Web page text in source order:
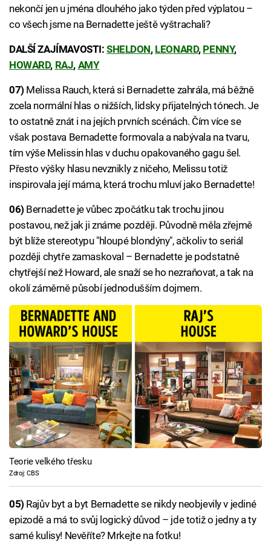
nekončí jen u jména dlouhého jako týden před výplatou –
co všech jsme na Bernadette ještě vyštrachali?
DALŠÍ ZAJÍMAVOSTI: SHELDON, LEONARD, PENNY,
HOWARD, RAJ, AMY
07) Melissa Rauch, která si Bernadette zahrála, má běžně
zcela normální hlas o nižších, lidsky přijatelných tónech. Je
to ostatně znát i na jejích prvních scénách. Čím více se
však postava Bernadette formovala a nabývala na tvaru,
tím výše Melissin hlas v duchu opakovaného gagu šel.
Přesto výšky hlasu nevznikly z ničeho, Melissu totiž
inspirovala její máma, která trochu mluví jako Bernadette!
06) Bernadette je vůbec zpočátku tak trochu jinou
postavou, než jak ji známe později. Původně měla zřejmě
být blíže stereotypu "hloupé blondýny", ačkoliv to seriál
později chytře zamaskoval – Bernadette je podstatně
chytřejší než Howard, ale snaží se ho nezraňovat, a tak na
okolí záměrně působí jednodušším dojmem.
Teorie velkého třesku
Zdroj: CBS
05) Rajův byt a byt Bernadette se nikdy neobjevily v jediné
epizodě a má to svůj logický důvod – jde totiž o jedny a ty
samé kulisy! Nevěříte? Mrkejte na fotku!